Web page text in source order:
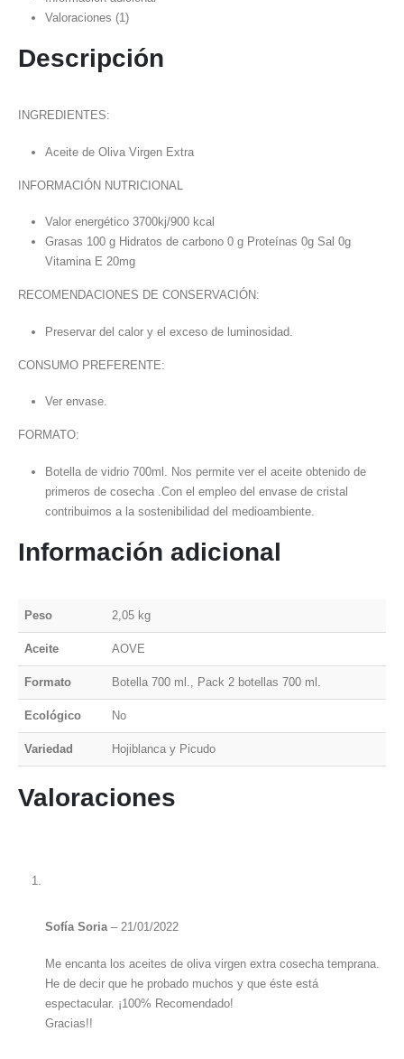
2025/26Valoraciones (1)
Descripción
INGREDIENTES:
Aceite de Oliva Virgen Extra
INFORMACIÓN NUTRICIONAL
Valor energético 3700kj/900 kcal
Grasas 100 g Hidratos de carbono 0 g Proteínas 0g Sal 0g
Vitamina E 20mg
RECOMENDACIONES DE CONSERVACIÓN:
Preservar del calor y el exceso de luminosidad.
CONSUMO PREFERENTE:
Ver envase.
FORMATO:
Botella de vidrio 700ml. Nos permite ver el aceite obtenido de
primeros de cosecha .Con el empleo del envase de cristal
contribuimos a la sostenibilidad del medioambiente.
Información adicional
Peso 2,05 kg
Aceite AOVE
Formato Botella 700 ml., Pack 2 botellas 700 ml.
Ecológico No
Variedad Hojiblanca y Picudo
Valoraciones
Sofía Soria – 21/01/2022
Me encanta los aceites de oliva virgen extra cosecha temprana.
He de decir que he probado muchos y que éste está
espectacular. ¡100% Recomendado!
Gracias!!